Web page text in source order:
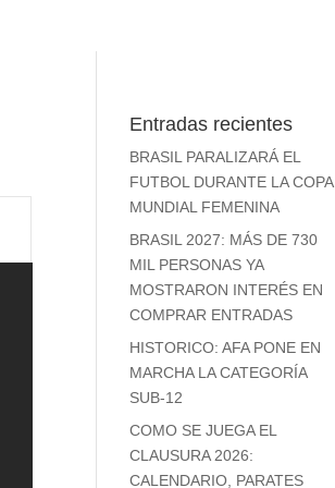
Entradas recientes
BRASIL PARALIZARÁ EL
FUTBOL DURANTE LA COPA
MUNDIAL FEMENINA
BRASIL 2027: MÁS DE 730
MIL PERSONAS YA
MOSTRARON INTERÉS EN
COMPRAR ENTRADAS
HISTORICO: AFA PONE EN
MARCHA LA CATEGORÍA
SUB-12
COMO SE JUEGA EL
CLAUSURA 2026:
CALENDARIO, PARATES